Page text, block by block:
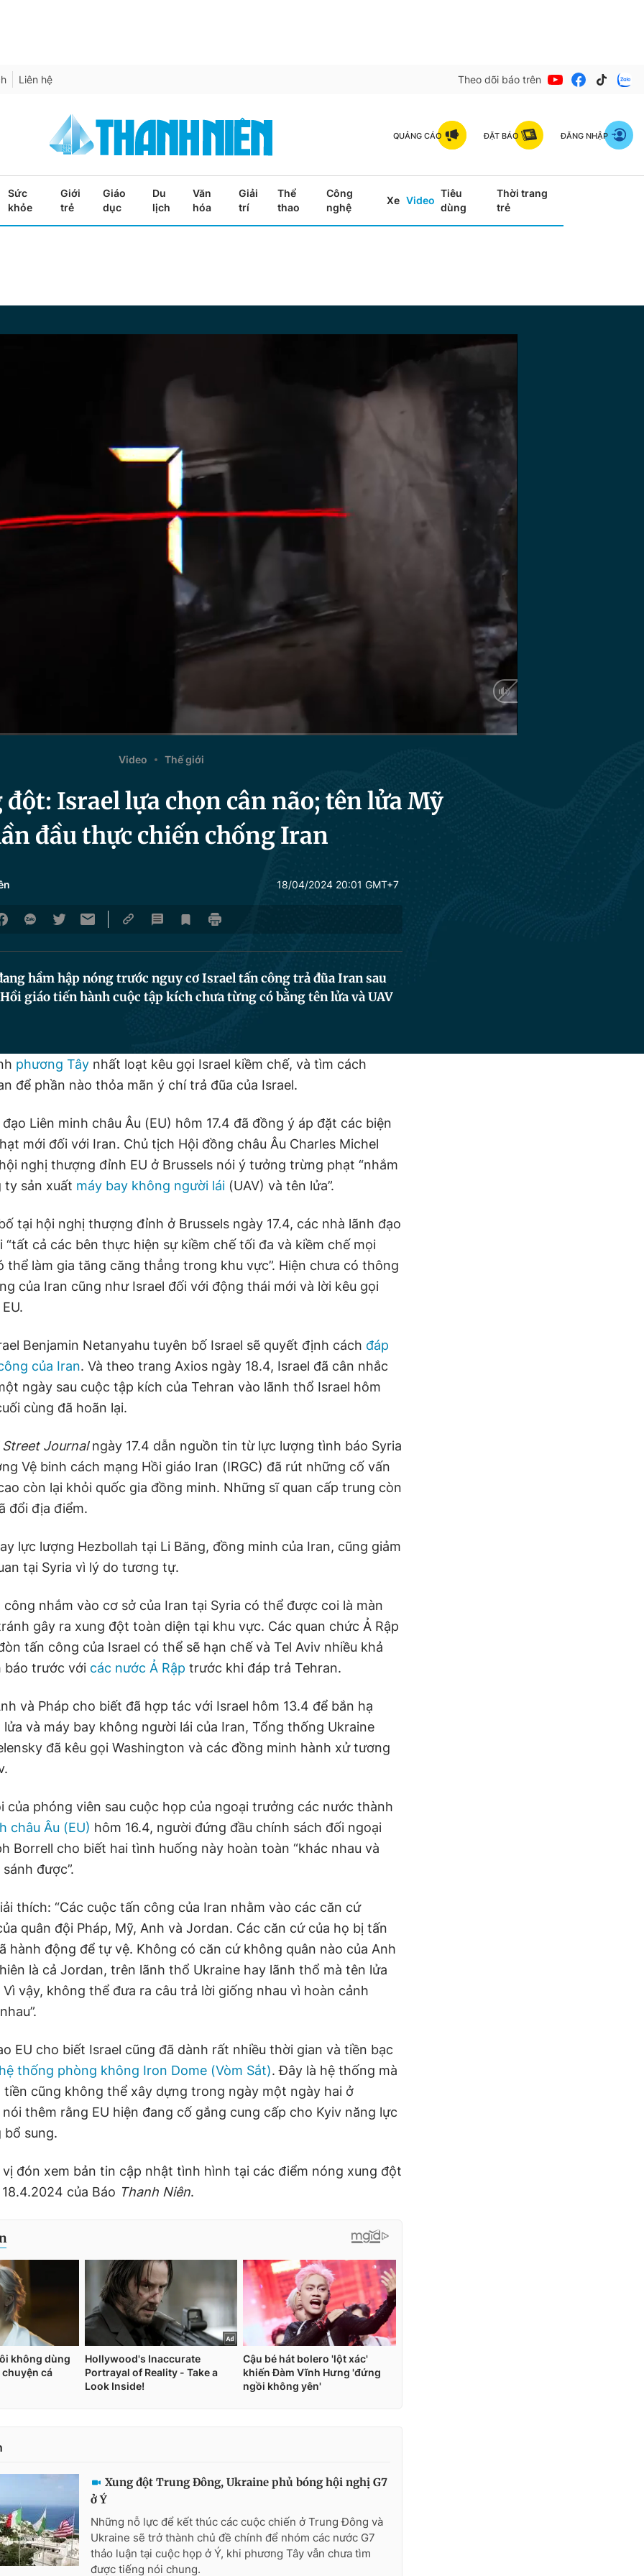
Liên hệ Theo dõi báo trên
QUẢNG CÁO ĐẶT BÁO ĐĂNG NHẬP
Sức
khỏe
Giới
trẻ
Giáo
dục
Du
lịch
Văn
hóa
Giải
trí
Thể
thao
Công
nghệ
Xe Video
Tiêu
dùng
Thời trang
trẻ
Video Thế giới
Israel lựa chọn cân não; tên lửa Mỹ
đầu thực chiến chống Iran
18/04/2024 20:01 GMT+7
hầm hập nóng trước nguy cơ Israel tấn công trả đũa Iran sau
giáo tiến hành cuộc tập kích chưa từng có bằng tên lửa và UAV
phương Tây nhất loạt kêu gọi Israel kiềm chế, và tìm cách
để phần nào thỏa mãn ý chí trả đũa của Israel.
Liên minh châu Âu (EU) hôm 17.4 đã đồng ý áp đặt các biện
mới đối với Iran. Chủ tịch Hội đồng châu Âu Charles Michel
nghị thượng đỉnh EU ở Brussels nói ý tưởng trừng phạt “nhắm
ty sản xuất máy bay không người lái (UAV) và tên lửa”.
tại hội nghị thượng đỉnh ở Brussels ngày 17.4, các nhà lãnh đạo
“tất cả các bên thực hiện sự kiềm chế tối đa và kiềm chế mọi
thể làm gia tăng căng thẳng trong khu vực”. Hiện chưa có thông
của Iran cũng như Israel đối với động thái mới và lời kêu gọi
Benjamin Netanyahu tuyên bố Israel sẽ quyết định cách đáp
của Iran. Và theo trang Axios ngày 18.4, Israel đã cân nhắc
ngày sau cuộc tập kích của Tehran vào lãnh thổ Israel hôm
cùng đã hoãn lại.
Street Journalngày 17.4 dẫn nguồn tin từ lực lượng tình báo Syria
Vệ binh cách mạng Hồi giáo Iran (IRGC) đã rút những cố vấn
còn lại khỏi quốc gia đồng minh. Những sĩ quan cấp trung còn
đổi địa điểm.
lực lượng Hezbollah tại Li Băng, đồng minh của Iran, cũng giảm
tại Syria vì lý do tương tự.
nhắm vào cơ sở của Iran tại Syria có thể được coi là màn
gây ra xung đột toàn diện tại khu vực. Các quan chức Ả Rập
tấn công của Israel có thể sẽ hạn chế và Tel Aviv nhiều khả
báo trước với các nước Ả Rập trước khi đáp trả Tehran.
và Pháp cho biết đã hợp tác với Israel hôm 13.4 để bắn hạ
và máy bay không người lái của Iran, Tổng thống Ukraine
đã kêu gọi Washington và các đồng minh hành xử tương
của phóng viên sau cuộc họp của ngoại trưởng các nước thành
châu Âu (EU) hôm 16.4, người đứng đầu chính sách đối ngoại
Borrell cho biết hai tình huống này hoàn toàn “khác nhau và
được”.
thích: “Các cuộc tấn công của Iran nhằm vào các căn cứ
quân đội Pháp, Mỹ, Anh và Jordan. Các căn cứ của họ bị tấn
hành động để tự vệ. Không có căn cứ không quân nào của Anh
là cả Jordan, trên lãnh thổ Ukraine hay lãnh thổ mà tên lửa
Vì vậy, không thể đưa ra câu trả lời giống nhau vì hoàn cảnh
EU cho biết Israel cũng đã dành rất nhiều thời gian và tiền bạc
hệ thống phòng không Iron Dome (Vòm Sắt). Đây là hệ thống mà
tiền cũng không thể xây dựng trong ngày một ngày hai ở
nói thêm rằng EU hiện đang cố gắng cung cấp cho Kyiv năng lực
bổ sung.
vị đón xem bản tin cập nhật tình hình tại các điểm nóng xung đột
của Báo Thanh Niên.
Xung đột Trung Đông, Ukraine phủ bóng hội nghị G7
ở Ý
Những nỗ lực để kết thúc các cuộc chiến ở Trung Đông và
Ukraine sẽ trở thành chủ đề chính để nhóm các nước G7
thảo luận tại cuộc họp ở Ý, khi phương Tây vẫn chưa tìm
được tiếng nói chung.